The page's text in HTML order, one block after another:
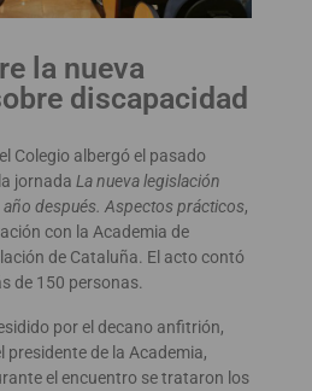
la nueva
discapacidad
Colegio albergó el pasado
jornada La nueva legislación
después. Aspectos prácticos,
con la Academia de
de Cataluña. El acto contó
de 150 personas.
por el decano anfitrión,
presidente de la Academia,
el encuentro se trataron los